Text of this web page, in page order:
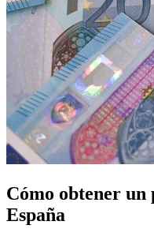
Cómo obtener un
España